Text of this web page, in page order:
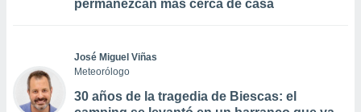
permanezcan más cerca de casa
José Miguel Viñas
Meteorólogo
30 años de la tragedia de Biescas: el